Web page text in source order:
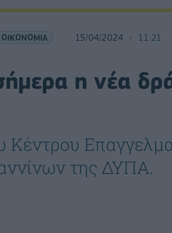
ΟΙΚΟΝΟΜΙΑ 15/04/2024 11:21
η νέα
Κέντρου
της ΔΥΠΑ.